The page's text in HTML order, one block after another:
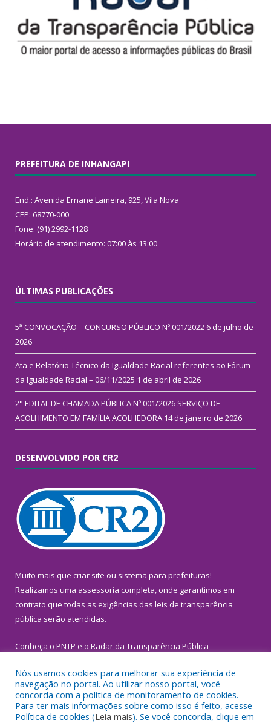
PREFEITURA DE INHANGAPI
End.: Avenida Ernane Lameira, 925, Vila Nova
CEP: 68770-000
Fone: (91) 2992-1128
Horário de atendimento: 07:00 às 13:00
ÚLTIMAS PUBLICAÇÕES
5ª CONVOCAÇÃO – CONCURSO PÚBLICO Nº 001/2022 6 de julho de
2026
Ata e Relatório Técnico da Igualdade Racial referentes ao Fórum
da Igualdade Racial – 06/11/2025 1 de abril de 2026
2° EDITAL DE CHAMADA PÚBLICA Nº 001/2026 SERVIÇO DE
ACOLHIMENTO EM FAMÍLIA ACOLHEDORA 14 de janeiro de 2026
DESENVOLVIDO POR CR2
Muito mais que criar site ou sistema para prefeituras!
Realizamos uma assessoria completa, onde garantimos em
contrato que todas as exigências das leis de transparência
pública serão atendidas.
Conheça o PNTP e o Radar da Transparência Pública
Todos os direitos reservados a Prefeitura Municipal de
Nós usamos cookies para melhorar sua experiência de
navegação no portal. Ao utilizar nosso portal, você
concorda com a política de monitoramento de cookies.
Para ter mais informações sobre como isso é feito, acesse
Política de cookies (Leia mais). Se você concorda, clique em